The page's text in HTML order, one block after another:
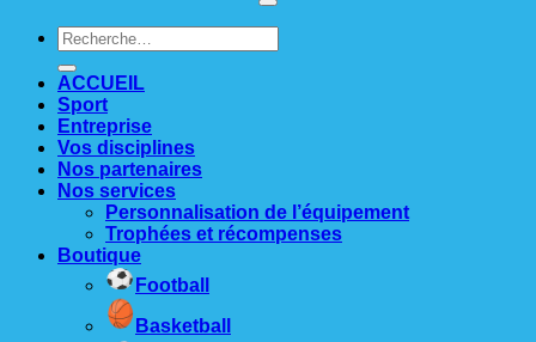
Recherche
pour :
ACCUEIL
Sport
Entreprise
Vos disciplines
Nos partenaires
Nos services
Personnalisation de l’équipement
Trophées et récompenses
Boutique
Football
Basketball